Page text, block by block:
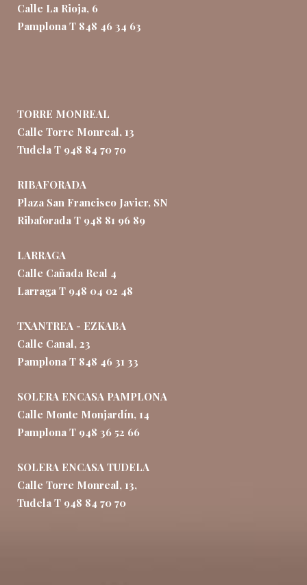
Calle La Rioja, 6
Pamplona T 848 46 34 63
TORRE MONREAL
Calle Torre Monreal, 13
Tudela T 948 84 70 70
RIBAFORADA
Plaza San Francisco Javier, SN
Ribaforada T 948 81 96 89
LARRAGA
Calle Cañada Real 4
Larraga T 948 04 02 48
TXANTREA - EZKABA
Calle Canal, 23
Pamplona T 848 46 31 33
SOLERA ENCASA PAMPLONA
Calle Monte Monjardín, 14
Pamplona T 948 36 52 66
SOLERA ENCASA TUDELA
Calle Torre Monreal, 13,
Tudela T 948 84 70 70